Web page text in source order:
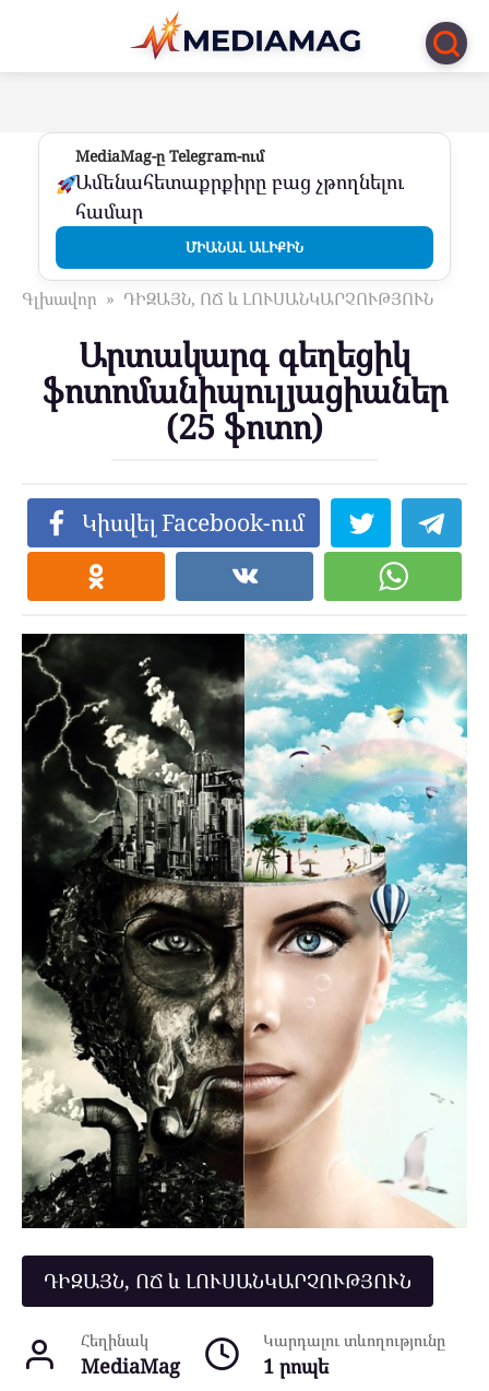
Перейти
контенту
MediaMag-ը Telegram-ում
Ամենահետաքրքիրը բաց չթողնելու
համար
ՄԻԱՆԱԼ ԱԼԻՔԻՆ
Գլխավոր » ԴԻԶԱՅՆ, ՈՃ և ԼՈՒՍԱՆԿԱՐՉՈՒԹՅՈՒՆ
Արտակարգ գեղեցիկ
ֆոտոմանիպուլյացիաներ
(25 ֆոտո)
Կիսվել Facebook-ում
ԴԻԶԱՅՆ, ՈՃ և ԼՈՒՍԱՆԿԱՐՉՈՒԹՅՈՒՆ
Հեղինակ
MediaMag
Կարդալու տևողությունը
1 րոպե